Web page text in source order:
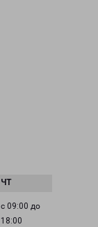
с 09:00 до
18:00